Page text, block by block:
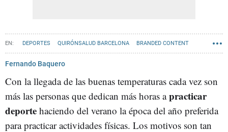
DEPORTES QUIRÓNSALUD BARCELONA BRANDED CONTENT
CONTENIDO PATROCINADO
Fernando Baquero
Con la llegada de las buenas temperaturas cada vez son
más las personas que dedican más horas apracticar
deporte haciendo del verano la época del año preferida
para practicar actividades físicas. Los motivos son tan